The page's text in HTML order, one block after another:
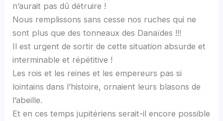
n’aurait pas dû détruire !
Nous remplissons sans cesse nos ruches qui ne
sont plus que des tonneaux des Danaïdes !!!
Il est urgent de sortir de cette situation absurde et
interminable et répétitive !
Les rois et les reines et les empereurs pas si
lointains dans l’histoire, ornaient leurs blasons de
l’abeille.
Et en ces temps jupitériens serait-il encore possible